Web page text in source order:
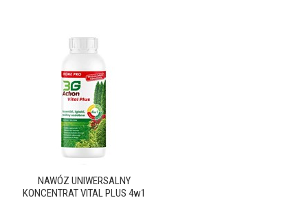
NAWÓZ UNIWERSALNY
KONCENTRAT VITAL PLUS 4w1